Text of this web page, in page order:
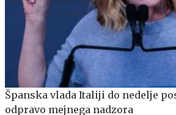
Španska vlada Italiji do nedelje
odpravo mejnega nadzora